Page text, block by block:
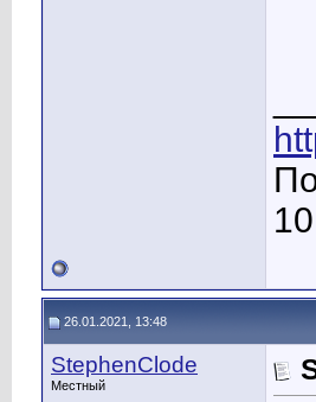
26.01.2021, 13:48
StephenClode
Местный